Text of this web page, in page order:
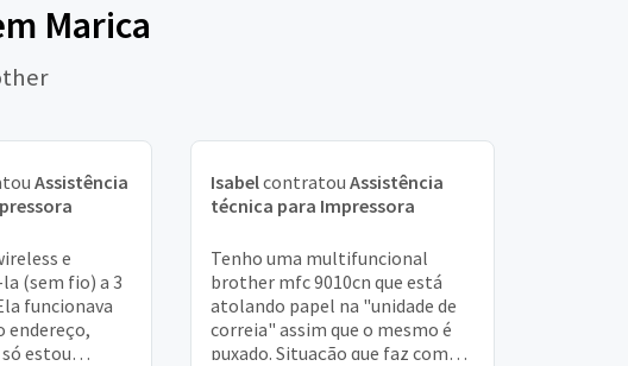
Marica
Assistência
e
(sem fio) a 3
funcionava
endereço,
estou
Isabelcontratou Assistência
técnica para Impressora
Tenho uma multifuncional
brother mfc 9010cn que está
atolando papel na "unidade de
correia" assim que o mesmo é
puxado. Situação que faz com